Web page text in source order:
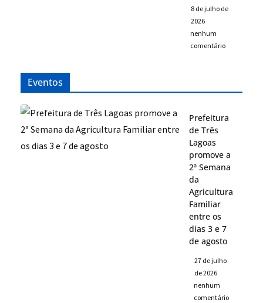
8 de julho de
2026
nenhum
comentário
Eventos
Prefeitura
de Três
Lagoas
promove a
2ª Semana
da
Agricultura
Familiar
entre os
dias 3 e 7
de agosto
27 de julho
de 2026
nenhum
comentário